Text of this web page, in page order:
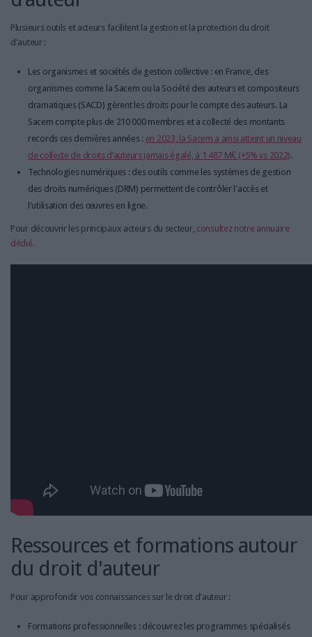
Plusieurs outils et acteurs facilitent la gestion et la protection du droit
d'auteur :
Les organismes et sociétés de gestion collective : en France, des
organismes comme la Sacem ou la Société des auteurs et compositeurs
dramatiques (SACD) gèrent les droits pour le compte des auteurs. La
Sacem compte plus de 210 000 membres et a collecté des montants
records ces dernières années : en 2023, la Sacem a ainsi atteint un niveau
de collecte de droits d’auteurs jamais égalé, à 1 487 M€ (+5% vs 2022).
Technologies numériques : des outils comme les systèmes de gestion
des droits numériques (DRM) permettent de contrôler l'accès et
l'utilisation des œuvres en ligne.
Pour découvrir les principaux acteurs du secteur, consultez notre annuaire
dédié.
Ressources et formations autour
du droit d'auteur
Pour approfondir vos connaissances sur le droit d'auteur :
Formations professionnelles : découvrez les programmes spécialisés